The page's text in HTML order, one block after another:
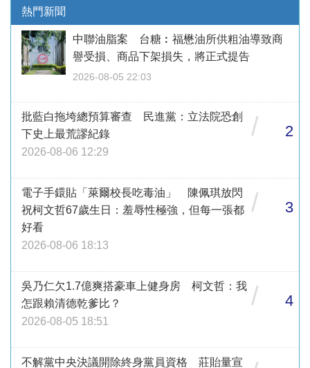
熱門新聞
中聯油脂案 台糖︰福懋油所供粗油導致商
譽受損、商品下架損失，將正式提告
2026-08-05 22:03
批藍白拖垮總預算審查 民進黨：立法院恐創
下史上最荒謬紀錄
2026-08-06 12:29
/ 2
電子手鐶貼「萊爾校長吃毒油」 陳佩琪放閃
祝柯文哲67歲生日：羞辱性極強，但每一張都
好看
2026-08-06 18:13
/ 3
吳乃仁欠1.7億爽搭豪車上健身房 柯文哲：我
怎跟賴清德乾爹比？
2026-08-05 18:51
/ 4
不解黨中央決議開除終身黨員資格 莊貽量宣